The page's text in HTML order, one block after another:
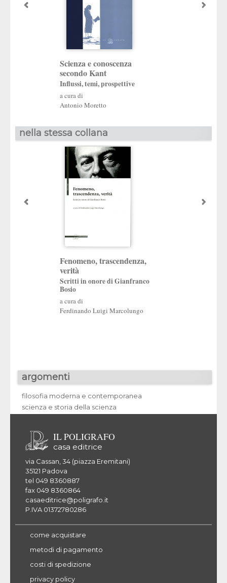
Scienza e conoscenza
secondo Kant
Influssi, temi, prospettive
a cura di
Antonio Moretto
nella stessa collana
Fenomeno, trascendenza,
verità
Scritti in onore di Gianfranco
Bosio
a cura di
Ferdinando Luigi Marcolungo
argomenti
filosofia moderna e contemporanea
scienza e storia della scienza
IL POLIGRAFO
casa editrice
via Cassan, 34 (piazza Eremitani)
35121 Padova
tel 049 8360887
fax 049 8360864
casaeditrice@poligrafo.it
P.IVA 01372780286
come acquistare
metodi di pagamento
costi di spedizione
privacy policy